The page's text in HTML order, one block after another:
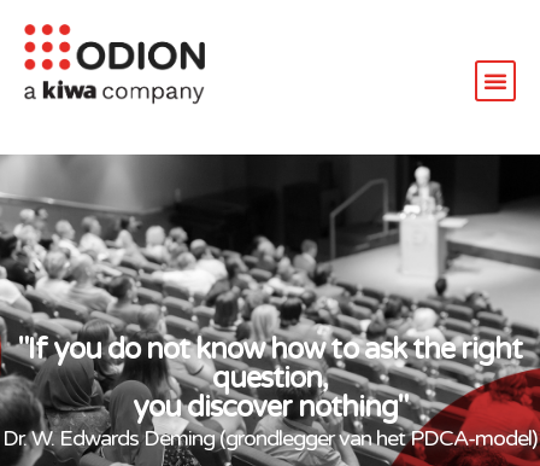
"If you do not know how to ask the right
question,
you discover nothing"
Dr. W. Edwards Deming (grondlegger van het PDCA-model)